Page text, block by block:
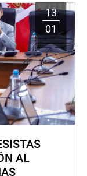
13
01
AL